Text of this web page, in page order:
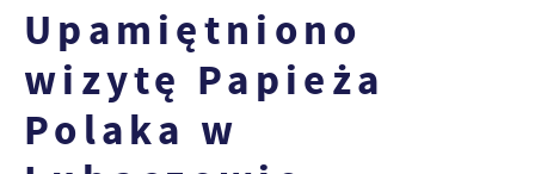
Upamiętniono
wizytę Papieża
Polaka w